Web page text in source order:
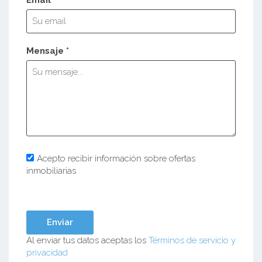
Mensaje *
Acepto recibir información sobre ofertas
inmobiliarias
Al enviar tus datos aceptas los Términos de servicio y
privacidad